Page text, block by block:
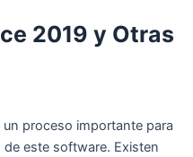
2019 y Otras
un proceso importante para
este software. Existen